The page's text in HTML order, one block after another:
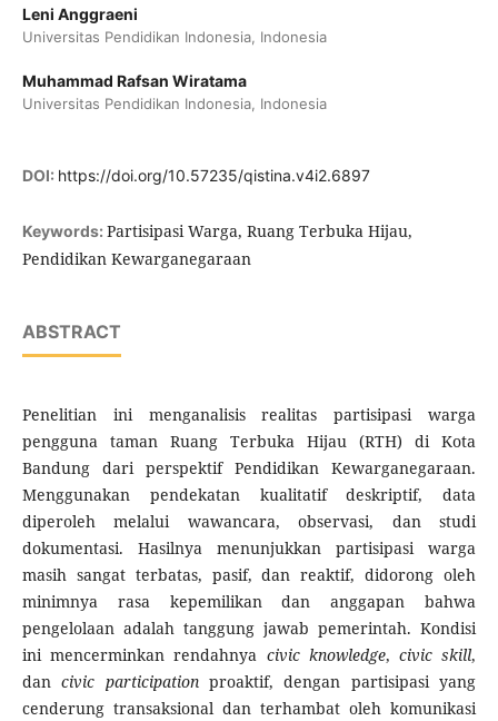
Leni Anggraeni
Universitas Pendidikan Indonesia, Indonesia
Muhammad Rafsan Wiratama
Universitas Pendidikan Indonesia, Indonesia
DOI: https://doi.org/10.57235/qistina.v4i2.6897
Keywords: Partisipasi Warga, Ruang Terbuka Hijau,
Pendidikan Kewarganegaraan
ABSTRACT
Penelitian ini menganalisis realitas partisipasi warga
pengguna taman Ruang Terbuka Hijau (RTH) di Kota
Bandung dari perspektif Pendidikan Kewarganegaraan.
Menggunakan pendekatan kualitatif deskriptif, data
diperoleh melalui wawancara, observasi, dan studi
dokumentasi. Hasilnya menunjukkan partisipasi warga
masih sangat terbatas, pasif, dan reaktif, didorong oleh
minimnya rasa kepemilikan dan anggapan bahwa
pengelolaan adalah tanggung jawab pemerintah. Kondisi
ini mencerminkan rendahnya civic knowledge, civic skill,
dancivic participationproaktif, dengan partisipasi yang
cenderung transaksional dan terhambat oleh komunikasi